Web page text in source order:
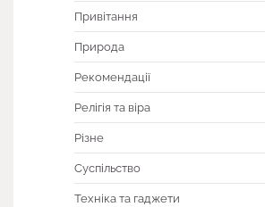
Привітання
Природа
Рекомендації
Релігія та віра
Різне
Суспільство
Техніка та гаджети